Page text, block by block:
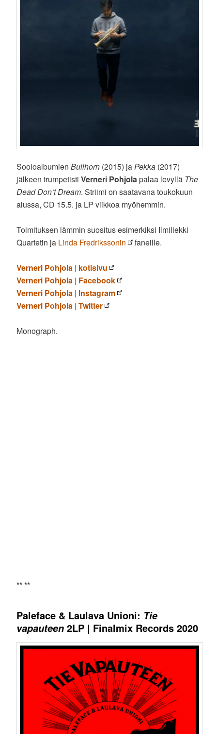
SooloalbumienBullhorn (2015) jaPekka (2017)
jälkeen trumpetistiVerneri Pohjolapalaa levyllä The
Dead Don’t Dream. Striimi on saatavana toukokuun
alussa, CD 15.5. ja LP viikkoa myöhemmin.
Toimituksen lämmin suositus esimerkiksi Ilmiliekki
Quartetin ja Linda Fredrikssonin faneille.
Verneri Pohjola | kotisivu
Verneri Pohjola | Facebook
Verneri Pohjola | Instagram
Verneri Pohjola | Twitter
Monograph.
** **
Paleface & Laulava Unioni: Tie
vapauteen 2LP | Finalmix Records 2020